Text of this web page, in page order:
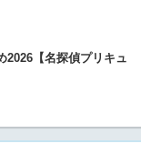
2026【名探偵プリキュ